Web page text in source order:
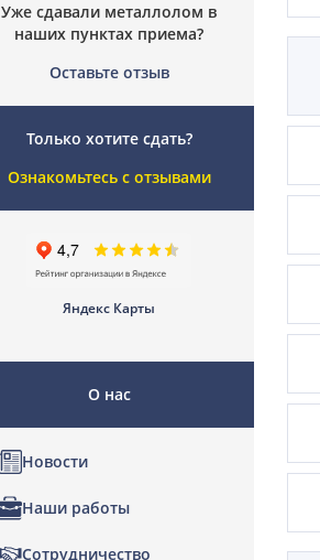
Уже сдавали металлолом в
наших пунктах приема?
Оставьте отзыв
Только хотите сдать?
Ознакомьтесь с отзывами
Яндекс Карты
О нас
Новости
Наши работы
Сотрудничество